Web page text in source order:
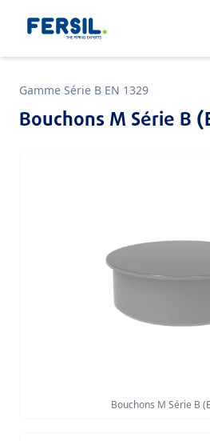
Gamme Série B EN 1329
Bouchons M Série B
Bouchons M Série B